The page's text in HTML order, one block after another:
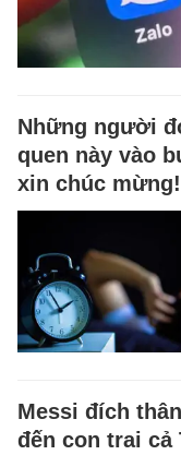
Những người
quen này vào
xin chúc mừng!
Messi đích
đến con trai cả